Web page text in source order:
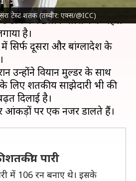
टेस्ट शतक (तस्वीर: एक्स/@ICC)
के विकेटकीपर बल्लेबाज काइल
टीमके खिलाफ सीरीज के पहले
है।
सिर्फ दूसरा और बांग्लादेश के
उन्होंने वियान मुल्डर के साथ
लिए शतकीय साझेदारी भी की
दिलाई है।
शतकीय पारी
में 106 रन बनाए थे। इसके